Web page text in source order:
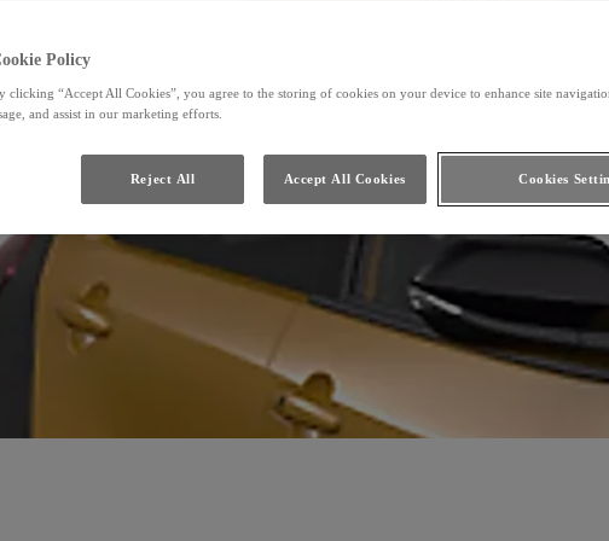
paliva
paliva
paliva
Policy
clicking “Accept All Cookies”, you agree to the storing of cookies on your device to enhance site
and assist in our marketing efforts.
Cookies
Reject All Accept All Cookies